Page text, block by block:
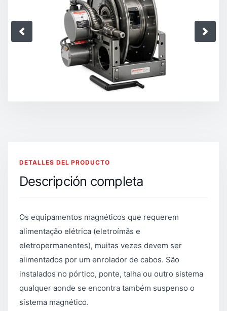
DETALLES DEL PRODUCTO
Descripción completa
Os equipamentos magnéticos que requerem
alimentação elétrica (eletroímãs e
eletropermanentes), muitas vezes devem ser
alimentados por um enrolador de cabos. São
instalados no pórtico, ponte, talha ou outro sistema
qualquer aonde se encontra também suspenso o
sistema magnético.